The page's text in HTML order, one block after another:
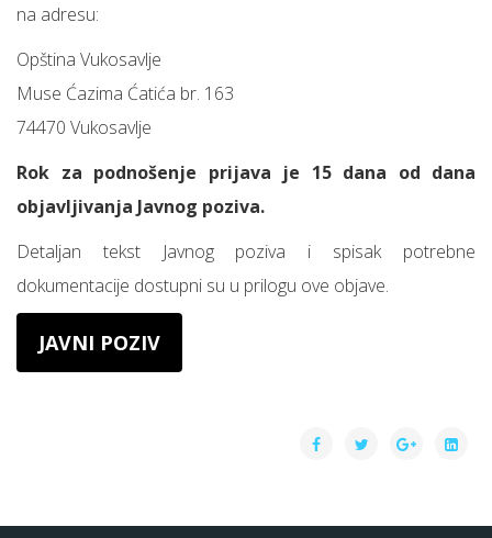
na adresu:
Opština Vukosavlje
Muse Ćazima Ćatića br. 163
74470 Vukosavlje
Rok za podnošenje prijava je 15 dana od dana
objavljivanja Javnog poziva.
Detaljan tekst Javnog poziva i spisak potrebne
dokumentacije dostupni su u prilogu ove objave.
JAVNI POZIV